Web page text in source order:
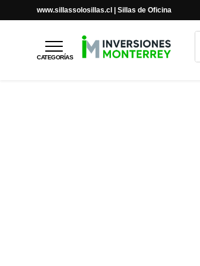
www.sillassolosillas.cl | Sillas de Oficina
CATEGORÍAS